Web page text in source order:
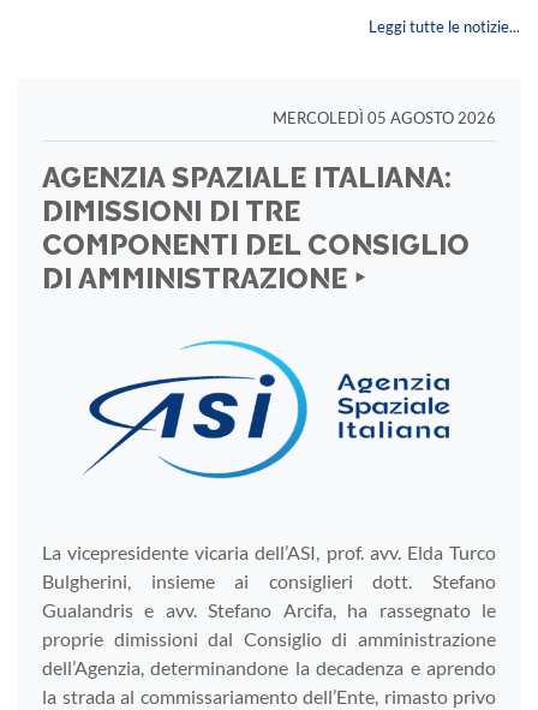
Leggi tutte le notizie...
MERCOLEDÌ 05 AGOSTO 2026
AGENZIA SPAZIALE ITALIANA:
DIMISSIONI DI TRE
COMPONENTI DEL CONSIGLIO
DI AMMINISTRAZIONE ‣
La vicepresidente vicaria dell’ASI, prof. avv. Elda Turco
Bulgherini, insieme ai consiglieri dott. Stefano
Gualandris e avv. Stefano Arcifa, ha rassegnato le
proprie dimissioni dal Consiglio di amministrazione
dell’Agenzia, determinandone la decadenza e aprendo
la strada al commissariamento dell’Ente, rimasto privo